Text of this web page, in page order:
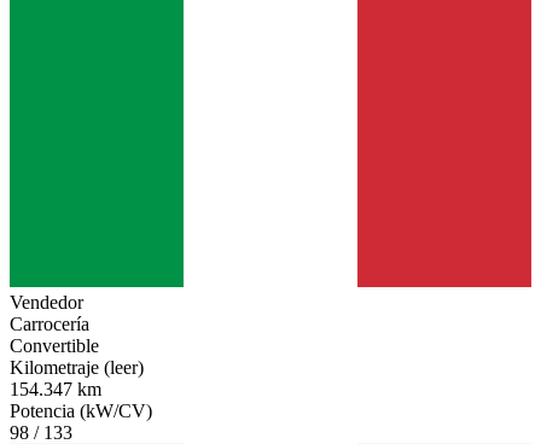
Vendedor
Carrocería
Convertible
Kilometraje (leer)
154.347 km
Potencia (kW/CV)
98 / 133